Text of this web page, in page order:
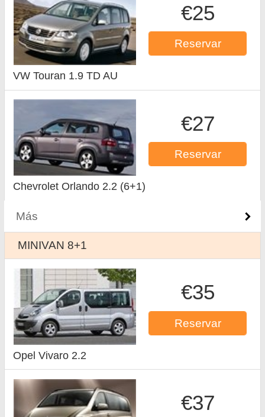
€25
Reservar
VW Touran 1.9 TD AU
€27
Reservar
Chevrolet Orlando 2.2 (6+1)
Más
MINIVAN 8+1
€35
Reservar
Opel Vivaro 2.2
€37